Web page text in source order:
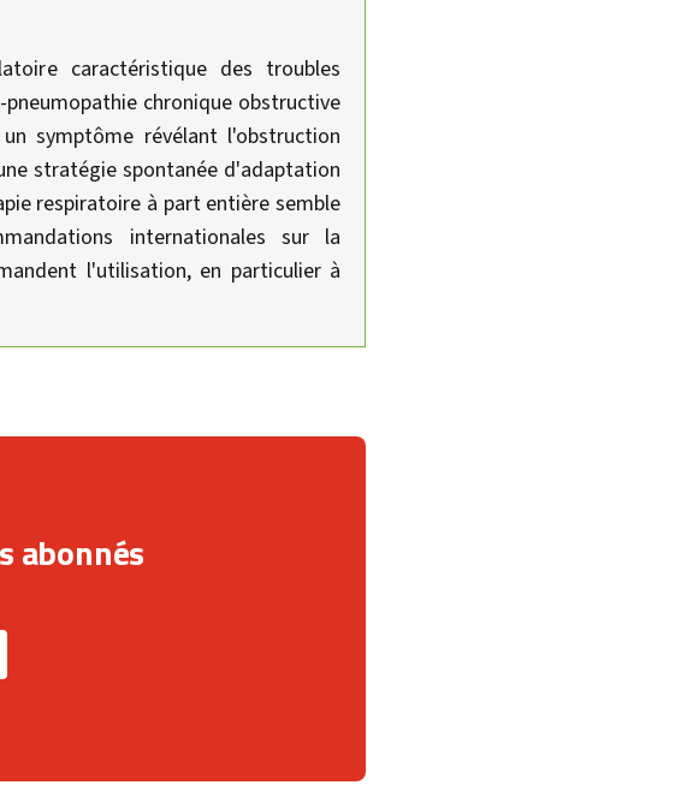
caractéristique des troubles
chronique obstructive
symptôme révélant l'obstruction
stratégie spontanée d'adaptation
respiratoire à part entière semble
internationales sur la
l'utilisation, en particulier à
abonnés